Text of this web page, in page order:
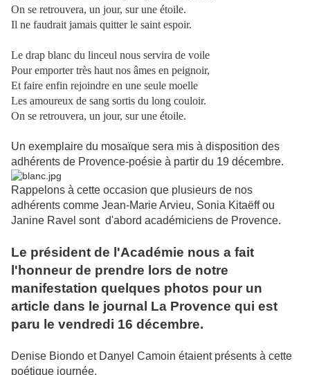
On se retrouvera, un jour, sur une étoile.
Il ne faudrait jamais quitter le saint espoir.
Le drap blanc du linceul nous servira de voile
Pour emporter très haut nos âmes en peignoir,
Et faire enfin rejoindre en une seule moelle
Les amoureux de sang sortis du long couloir.
On se retrouvera, un jour, sur une étoile.
Un exemplaire du mosaïque sera mis à disposition des
adhérents de Provence-poésie à partir du 19 décembre.
Rappelons à cette occasion que plusieurs de nos
adhérents comme Jean-Marie Arvieu, Sonia Kitaëff ou
Janine Ravel sont d'abord académiciens de Provence.
Le président de l'Académie nous a fait
l'honneur de prendre lors de notre
manifestation quelques photos pour un
article dans le journal La Provence qui est
paru le vendredi 16 décembre.
Denise Biondo et Danyel Camoin étaient présents à cette
poétique journée.